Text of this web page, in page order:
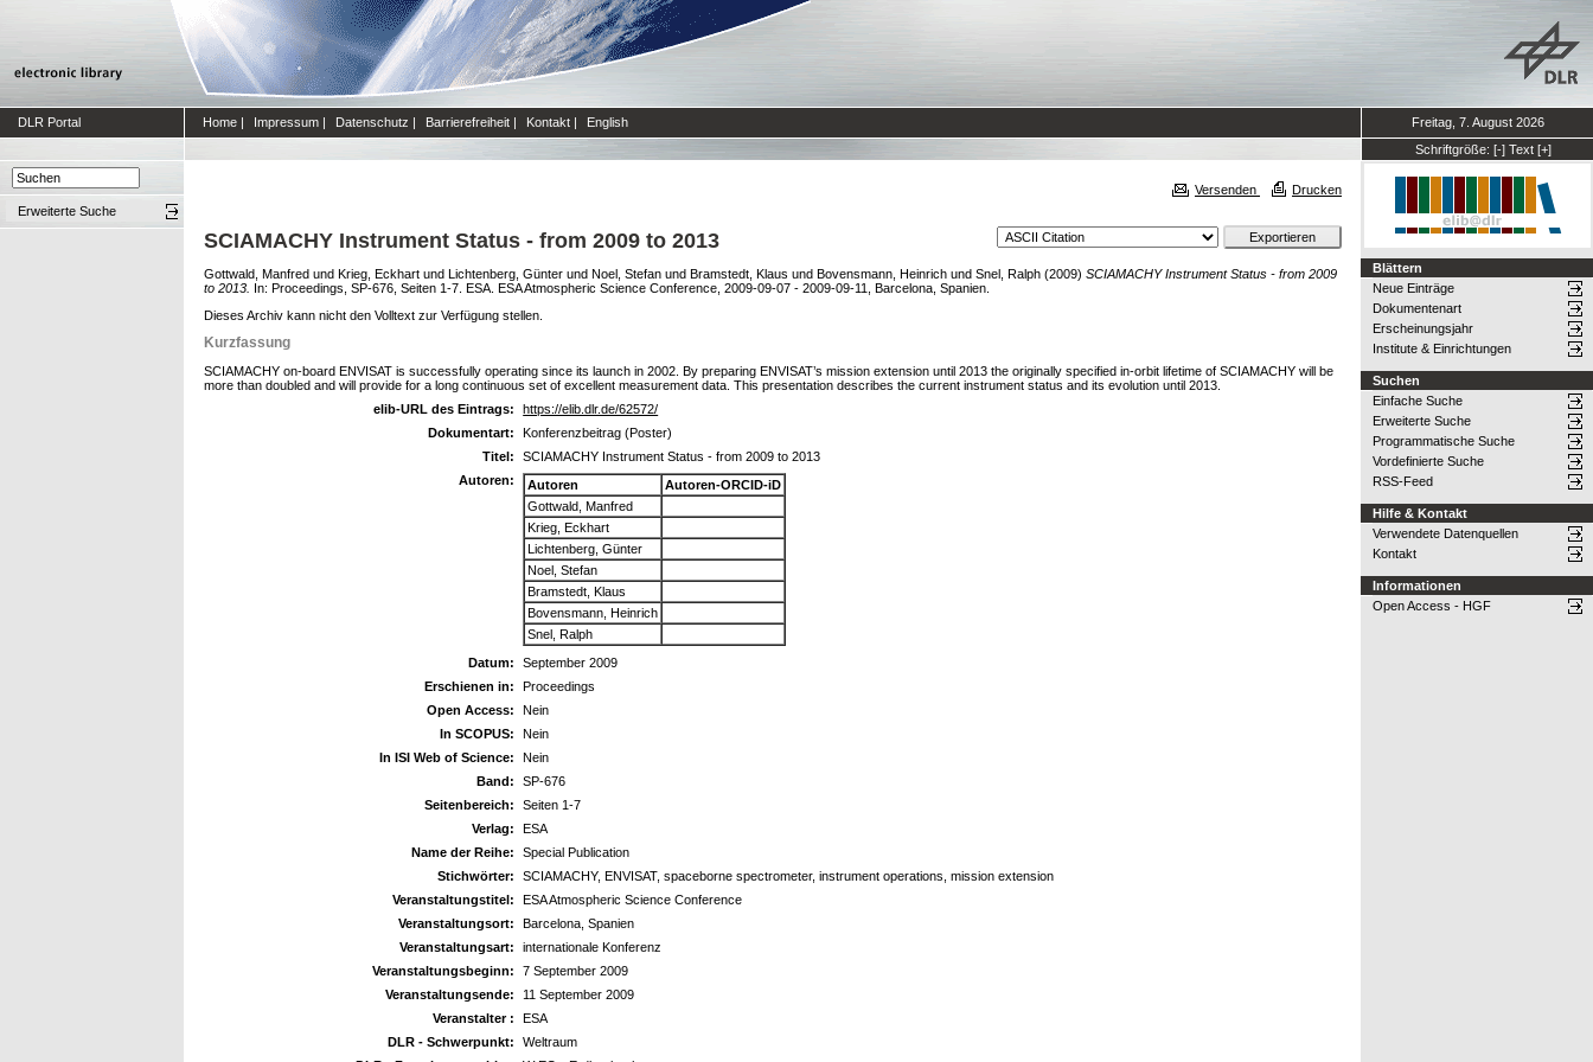
DLR Portal Home | Impressum | Datenschutz | Barrierefreiheit | Kontakt | English
Freitag, 7. August 2026
Schriftgröße: [-] Text [+]
Erweiterte Suche
Versenden Drucken
SCIAMACHY Instrument Status - from 2009 to 2013
Gottwald, Manfred und Krieg, Eckhart und Lichtenberg, Günter und Noel, Stefan und Bramstedt, Klaus und Bovensmann, Heinrich und Snel, Ralph (2009) SCIAMACHY Instrument Status - from 2009
to 2013. In: Proceedings, SP-676, Seiten 1-7. ESA. ESA Atmospheric Science Conference, 2009-09-07 - 2009-09-11, Barcelona, Spanien.
Dieses Archiv kann nicht den Volltext zur Verfügung stellen.
Kurzfassung
SCIAMACHY on-board ENVISAT is successfully operating since its launch in 2002. By preparing ENVISAT’s mission extension until 2013 the originally specified in-orbit lifetime of SCIAMACHY will be
more than doubled and will provide for a long continuous set of excellent measurement data. This presentation describes the current instrument status and its evolution until 2013.
elib-URL des Eintrags:
https://elib.dlr.de/62572/
Dokumentart:
Konferenzbeitrag (Poster)
Titel:
SCIAMACHY Instrument Status - from 2009 to 2013
Autoren:
Autoren
Autoren-ORCID-iD
Gottwald, Manfred
Krieg, Eckhart
Lichtenberg, Günter
Noel, Stefan
Bramstedt, Klaus
Bovensmann, Heinrich
Snel, Ralph
Datum:
September 2009
Erschienen in:
Proceedings
Open Access:
Nein
In SCOPUS:
Nein
In ISI Web of Science:
Nein
Band:
SP-676
Seitenbereich:
Seiten 1-7
Verlag:
ESA
Name der Reihe:
Special Publication
Stichwörter:
SCIAMACHY, ENVISAT, spaceborne spectrometer, instrument operations, mission extension
Veranstaltungstitel:
ESA Atmospheric Science Conference
Veranstaltungsort:
Barcelona, Spanien
Veranstaltungsart:
internationale Konferenz
Veranstaltungsbeginn:
7 September 2009
Veranstaltungsende:
11 September 2009
Veranstalter :
ESA
DLR - Schwerpunkt:
Weltraum
Blättern
Neue Einträge
Dokumentenart
Erscheinungsjahr
Institute & Einrichtungen
Suchen
Einfache Suche
Erweiterte Suche
Programmatische Suche
Vordefinierte Suche
RSS-Feed
Hilfe & Kontakt
Verwendete Datenquellen
Kontakt
Informationen
Open Access - HGF